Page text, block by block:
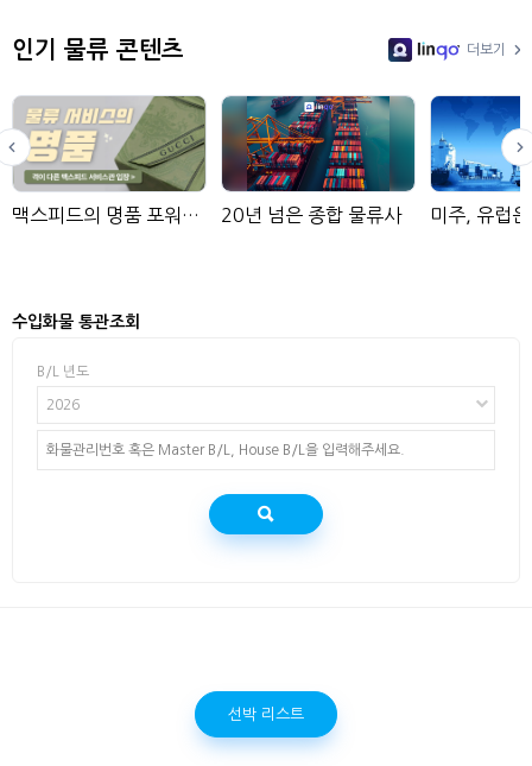
인기 물류 콘텐츠
LinGo
더보기
맥스피드의 명품 포워딩 서비스 20년 넘은 종합 물류사
수입화물 통관조회
B/L 년도
2026
선박 리스트